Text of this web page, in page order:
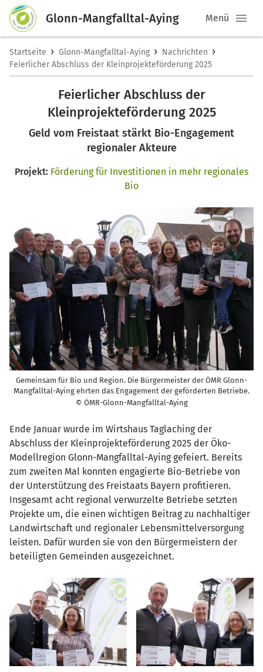
Glonn-Mangfalltal-Aying Menü
Startseite › Glonn-Mangfalltal-Aying › Nachrichten ›
Feierlicher Abschluss der Kleinprojekteförderung 2025
Feierlicher Abschluss der
Kleinprojekteförderung 2025
Geld vom Freistaat stärkt Bio-Engagement
regionaler Akteure
Projekt: Förderung für Investitionen in mehr regionales
Bio
Gemeinsam für Bio und Region. Die Bürgermeister der ÖMR Glonn-
Mangfalltal-Aying ehrten das Engagement der geförderten Betriebe.
© ÖMR-Glonn-Mangfalltal-Aying
Ende Januar wurde im Wirtshaus Taglaching der
Abschluss der Kleinprojekteförderung 2025 der Öko-
Modellregion Glonn-Mangfalltal-Aying gefeiert. Bereits
zum zweiten Mal konnten engagierte Bio-Betriebe von
der Unterstützung des Freistaats Bayern profitieren.
Insgesamt acht regional verwurzelte Betriebe setzten
Projekte um, die einen wichtigen Beitrag zu nachhaltiger
Landwirtschaft und regionaler Lebensmittelversorgung
leisten. Dafür wurden sie von den Bürgermeistern der
beteiligten Gemeinden ausgezeichnet.